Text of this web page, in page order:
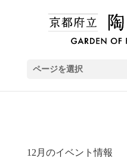
ページを選択
12月のイベント情報